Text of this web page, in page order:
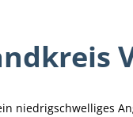
niedrigschwelliges